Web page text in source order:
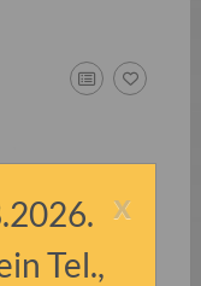
x
Tel.,